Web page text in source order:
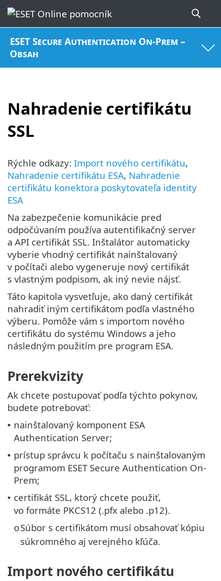
ESET Secure Authentication On-Prem –
Obsah
Nahradenie certifikátu
SSL
Rýchle odkazy: Import nového certifikátu,
Nahradenie certifikátu ESA, Nahradenie
certifikátu konektora poskytovateľa identity
ESA
Na zabezpečenie komunikácie pred
odpočúvaním používa autentifikačný server
a API certifikát SSL. Inštalátor automaticky
vyberie vhodný certifikát nainštalovaný
v počítači alebo vygeneruje nový certifikát
s vlastným podpisom, ak iný nevie nájsť.
Táto kapitola vysvetľuje, ako daný certifikát
nahradiť iným certifikátom podľa vlastného
výberu. Pomôže vám s importom nového
certifikátu do systému Windows a jeho
následným použitím pre program ESA.
Prerekvizity
Ak chcete postupovať podľa týchto pokynov,
budete potrebovať:
• nainštalovaný komponent ESA
Authentication Server;
• prístup správcu k počítaču s nainštalovaným
programom ESET Secure Authentication On-
Prem;
• certifikát SSL, ktorý chcete použiť,
vo formáte PKCS12 (.pfx alebo .p12).
oSúbor s certifikátom musí obsahovať kópiu
súkromného aj verejného kľúča.
Import nového certifikátu